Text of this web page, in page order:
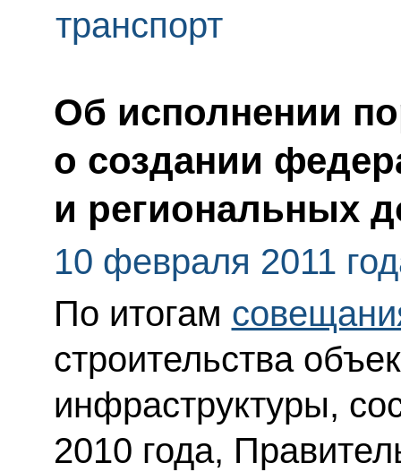
транспорт
Об исполнении
о создании
и региональных
10 февраля 2011
По итогам
строительства
инфраструктуры,
2010 года,